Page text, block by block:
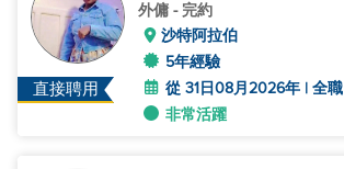
直接聘用
外傭 - 完約
沙特阿拉伯
5年經驗
從 31日08月2026年 | 全職
非常活躍